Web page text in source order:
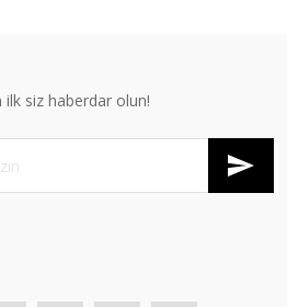
siz haberdar olun!